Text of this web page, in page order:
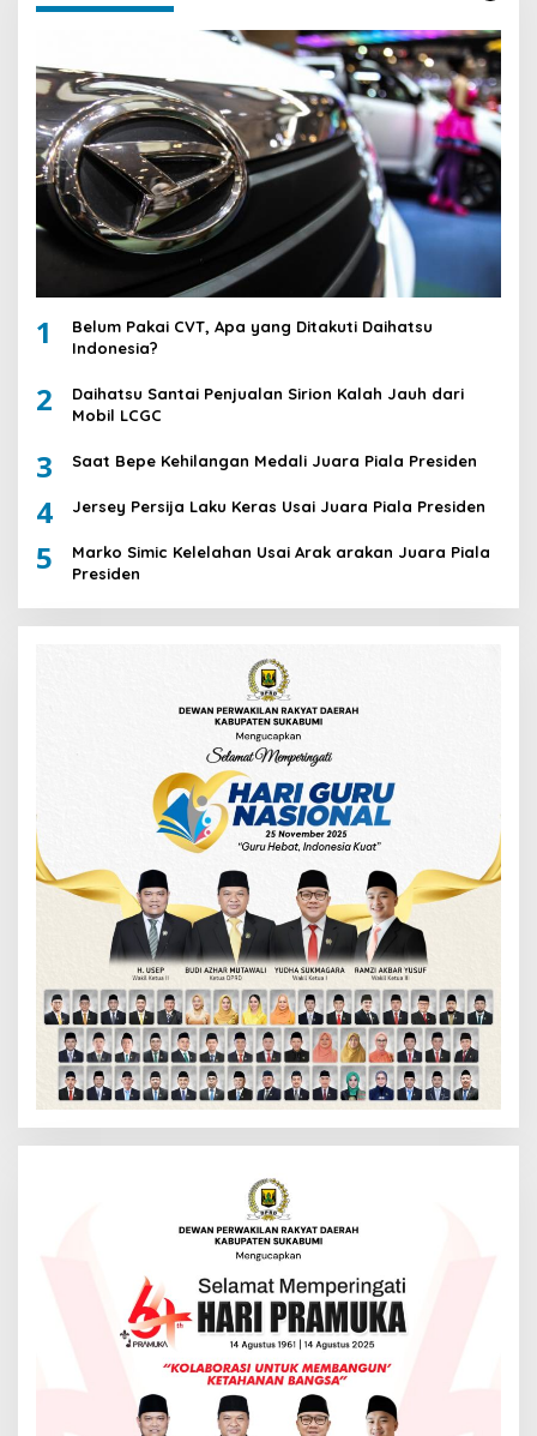
1
Belum Pakai CVT, Apa yang Ditakuti Daihatsu
Indonesia?
2
Daihatsu Santai Penjualan Sirion Kalah Jauh dari
Mobil LCGC
3 Saat Bepe Kehilangan Medali Juara Piala Presiden
4 Jersey Persija Laku Keras Usai Juara Piala Presiden
5
Marko Simic Kelelahan Usai Arak arakan Juara Piala
Presiden